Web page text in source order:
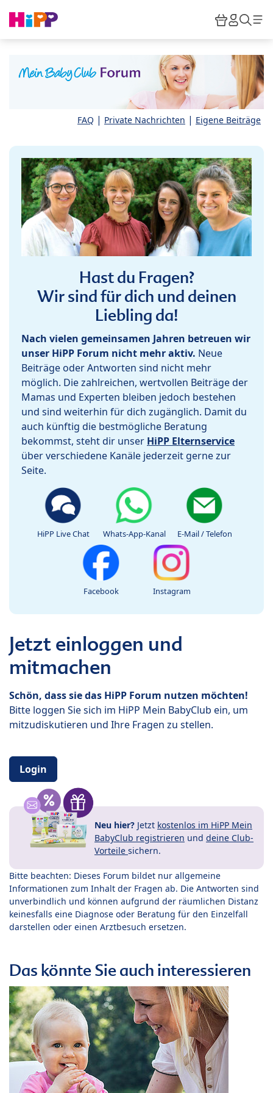
HiPP
FAQ | Private Nachrichten | Eigene Beiträge
Hast du Fragen?
Wir sind für dich und deinen
Liebling da!
Nach vielen gemeinsamen Jahren betreuen wir
unser HiPP Forum nicht mehr aktiv. Neue
Beiträge oder Antworten sind nicht mehr
möglich. Die zahlreichen, wertvollen Beiträge der
Mamas und Experten bleiben jedoch bestehen
und sind weiterhin für dich zugänglich. Damit du
auch künftig die bestmögliche Beratung
bekommst, steht dir unser HiPP Elternservice
über verschiedene Kanäle jederzeit gerne zur
Seite.
HiPP Live Chat Whats-App-Kanal E-Mail / Telefon
Facebook Instagram
Jetzt einloggen und
mitmachen
Schön, dass sie das HiPP Forum nutzen möchten!
Bitte loggen Sie sich im HiPP Mein BabyClub ein, um
mitzudiskutieren und Ihre Fragen zu stellen.
Login
Neu hier? Jetzt kostenlos im HiPP Mein
BabyClub registrieren und deine Club-
Vorteile sichern.
Bitte beachten: Dieses Forum bildet nur allgemeine
Informationen zum Inhalt der Fragen ab. Die Antworten sind
unverbindlich und können aufgrund der räumlichen Distanz
keinesfalls eine Diagnose oder Beratung für den Einzelfall
darstellen oder einen Arztbesuch ersetzen.
Das könnte Sie auch interessieren